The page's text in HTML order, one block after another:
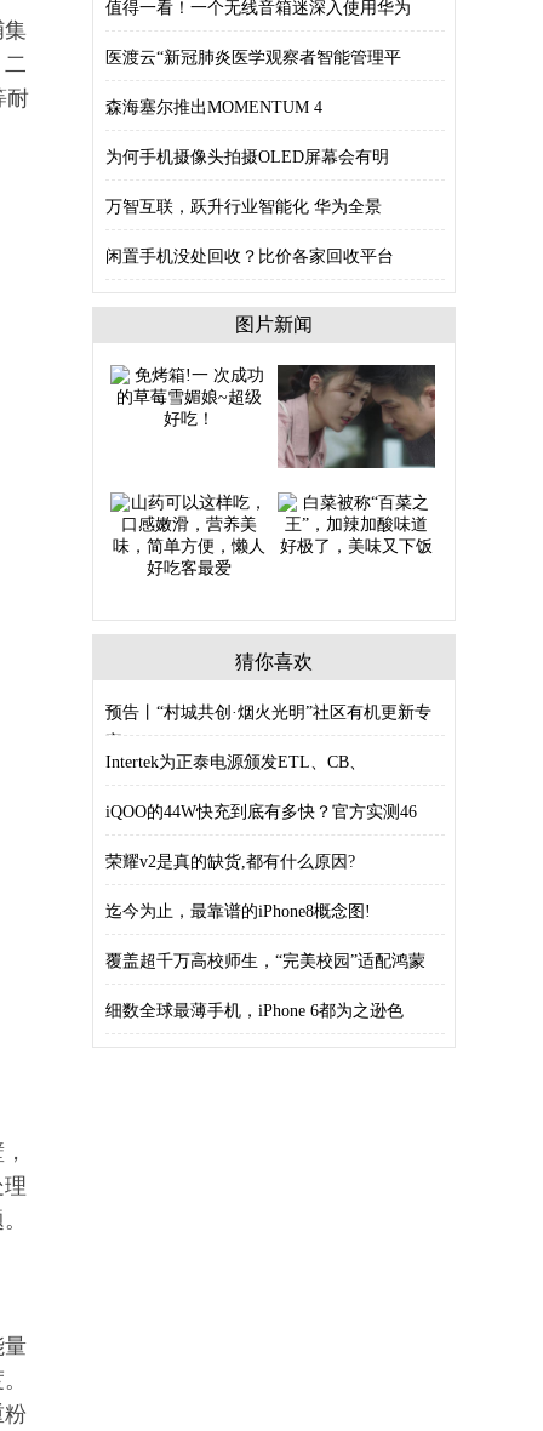
集
耐
量
值得一看！一个无线音箱迷深入使用华为
医渡云“新冠肺炎医学观察者智能管理平
森海塞尔推出MOMENTUM 4
为何手机摄像头拍摄OLED屏幕会有明
万智互联，跃升行业智能化 华为全景
闲置手机没处回收？比价各家回收平台
图片新闻
猜你喜欢
预告丨“村城共创·烟火光明”社区有机更新专
家
Intertek为正泰电源颁发ETL、CB、
iQOO的44W快充到底有多快？官方实测46
荣耀v2是真的缺货,都有什么原因?
迄今为止，最靠谱的iPhone8概念图!
覆盖超千万高校师生，“完美校园”适配鸿蒙
5，
细数全球最薄手机，iPhone 6都为之逊色